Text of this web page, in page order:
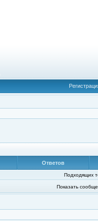
Ответов
Подходящих
Показать